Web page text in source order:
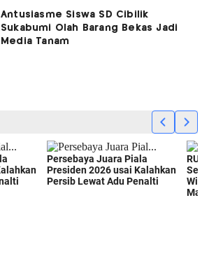
Antusiasme Siswa SD Cibilik
Sukabumi Olah Barang Bekas Jadi
Media Tanam